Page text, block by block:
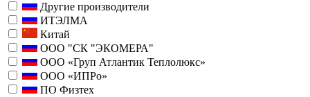
Другие производители
ИТЭЛМА
Китай
ООО "СК "ЭКОМЕРА"
ООО «Груп Атлантик Теплолюкс»
ООО «ИПРо»
ПО Физтех